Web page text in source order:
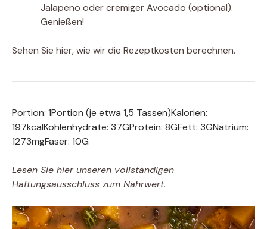
Jalapeno oder cremiger Avocado (optional).
Genießen!
Sehen Sie hier, wie wir die Rezeptkosten berechnen.
Portion: 1Portion (je etwa 1,5 Tassen)Kalorien:
197kcalKohlenhydrate: 37GProtein: 8GFett: 3GNatrium:
1273mgFaser: 10G
Lesen Sie hier unseren vollständigen
Haftungsausschluss zum Nährwert.